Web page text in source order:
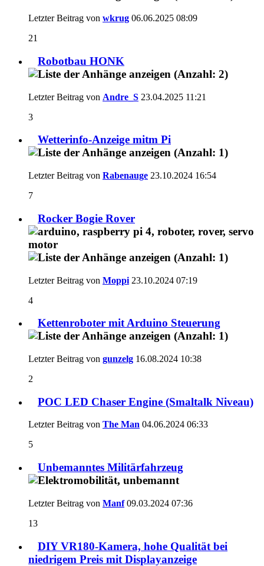
Letzter Beitrag von wkrug 06.06.2025 08:09
21
Robotbau HONK
Letzter Beitrag von Andre_S 23.04.2025 11:21
3
Wetterinfo-Anzeige mitm Pi
Letzter Beitrag von Rabenauge 23.10.2024 16:54
7
Rocker Bogie Rover
Letzter Beitrag von Moppi 23.10.2024 07:19
4
Kettenroboter mit Arduino Steuerung
Letzter Beitrag von gunzelg 16.08.2024 10:38
2
POC LED Chaser Engine (Smaltalk Niveau)
Letzter Beitrag von The Man 04.06.2024 06:33
5
Unbemanntes Militärfahrzeug
Letzter Beitrag von Manf09.03.2024 07:36
13
DIY VR180-Kamera, hohe Qualität bei
niedrigem Preis mit Displayanzeige